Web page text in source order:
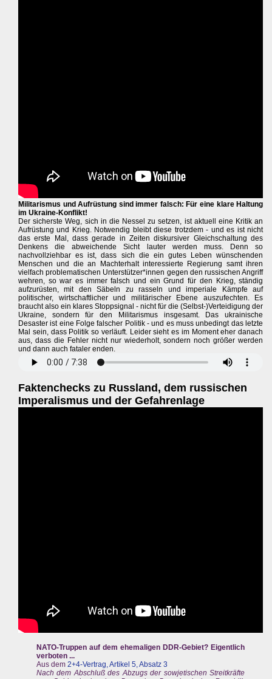
Militarismus und Aufrüstung sind immer falsch: Für eine klare Haltung
im Ukraine-Konflikt!
Der sicherste Weg, sich in die Nessel zu setzen, ist aktuell eine Kritik an
Aufrüstung und Krieg. Notwendig bleibt diese trotzdem - und es ist nicht
das erste Mal, dass gerade in Zeiten diskursiver Gleichschaltung des
Denkens die abweichende Sicht lauter werden muss. Denn so
nachvollziehbar es ist, dass sich die ein gutes Leben wünschenden
Menschen und die an Machterhalt interessierte Regierung samt ihren
vielfach problematischen Unterstützer*innen gegen den russischen Angriff
wehren, so war es immer falsch und ein Grund für den Krieg, ständig
aufzurüsten, mit den Säbeln zu rasseln und imperiale Kämpfe auf
politischer, wirtschaftlicher und militärischer Ebene auszufechten. Es
braucht also ein klares Stoppsignal - nicht für die (Selbst-)Verteidigung der
Ukraine, sondern für den Militarismus insgesamt. Das ukrainische
Desaster ist eine Folge falscher Politik - und es muss unbedingt das letzte
Mal sein, dass Politik so verläuft. Leider sieht es im Moment eher danach
aus, dass die Fehler nicht nur wiederholt, sondern noch größer werden
und dann auch fataler enden.
Faktenchecks zu Russland, dem russischen
Imperalismus und der Gefahrenlage
NATO-Truppen auf dem ehemaligen DDR-Gebiet? Eigentlich
verboten ...
Aus dem 2+4-Vertrag, Artikel 5, Absatz 3
Nach dem Abschluß des Abzugs der sowjetischen Streitkräfte